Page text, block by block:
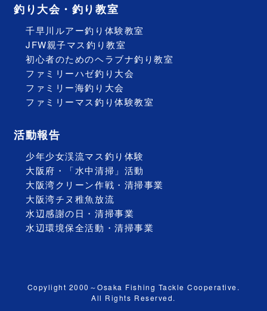
釣り大会・釣り教室
千早川ルアー釣り体験教室
JFW親子マス釣り教室
初心者のためのヘラブナ釣り教室
ファミリーハゼ釣り大会
ファミリー海釣り大会
ファミリーマス釣り体験教室
活動報告
少年少女渓流マス釣り体験
大阪府・「水中清掃」活動
大阪湾クリーン作戦・清掃事業
大阪湾チヌ稚魚放流
水辺感謝の日・清掃事業
水辺環境保全活動・清掃事業
Copylight 2000～Osaka Fishing Tackle Cooperative.
All Rights Reserved.